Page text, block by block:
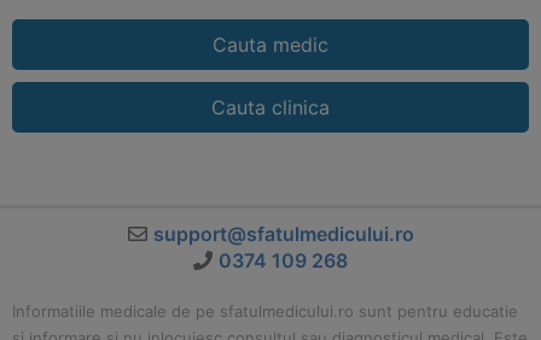
Cauta medic
Cauta clinica
support@sfatulmedicului.ro
0374 109 268
Informatiile medicale de pe sfatulmedicului.ro sunt pentru educatie